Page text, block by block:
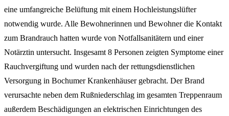
eine umfangreiche Belüftung mit einem Hochleistungslüfter
notwendig wurde. Alle Bewohnerinnen und Bewohner die Kontakt
zum Brandrauch hatten wurde von Notfallsanitätern und einer
Notärztin untersucht. Insgesamt 8 Personen zeigten Symptome einer
Rauchvergiftung und wurden nach der rettungsdienstlichen
Versorgung in Bochumer Krankenhäuser gebracht. Der Brand
verursachte neben dem Rußniederschlag im gesamten Treppenraum
außerdem Beschädigungen an elektrischen Einrichtungen des